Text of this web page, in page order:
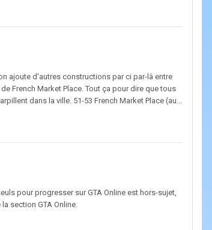
ajoute d'autres constructions par ci par-là entre
French Market Place. Tout ça pour dire que tous
dans la ville. 51-53 French Market Place (au...
pour progresser sur GTA Online est hors-sujet,
section GTA Online.